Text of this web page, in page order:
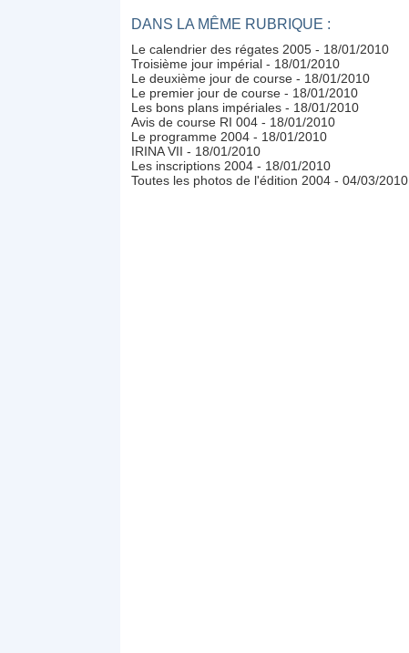
DANS LA MÊME RUBRIQUE :
Le calendrier des régates 2005 - 18/01/2010
Troisième jour impérial - 18/01/2010
Le deuxième jour de course - 18/01/2010
Le premier jour de course - 18/01/2010
Les bons plans impériales - 18/01/2010
Avis de course RI 004 - 18/01/2010
Le programme 2004 - 18/01/2010
IRINA VII - 18/01/2010
Les inscriptions 2004 - 18/01/2010
Toutes les photos de l'édition 2004 - 04/03/2010